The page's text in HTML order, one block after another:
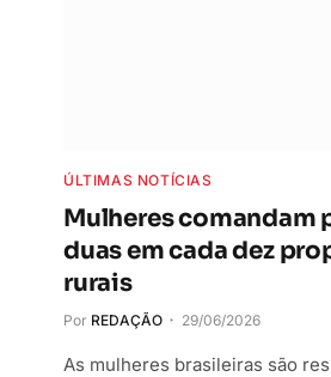
ÚLTIMAS NOTÍCIAS
Mulheres comandam
duas em cada dez
rurais
Por REDAÇÃO 29/06/2026
As mulheres brasileiras são